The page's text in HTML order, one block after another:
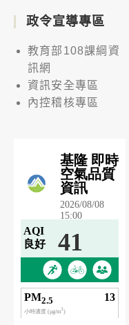
政令宣導專區
教育部108課綱資
訊網
資訊安全專區
內控稽核專區